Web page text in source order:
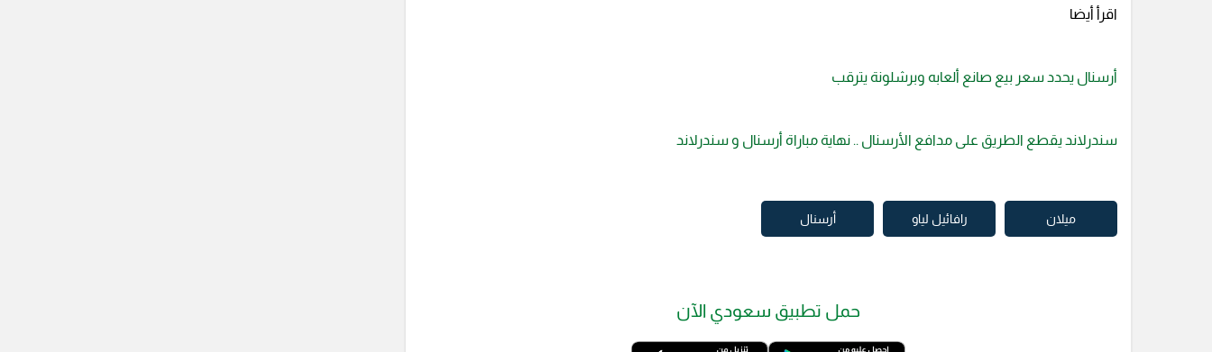
اقرأ أيضا
أرسنال يحدد سعر بيع صانع ألعابه وبرشلونة يترقب
سندرلاند يقطع الطريق على مدافع الأرسنال .. نهاية مباراة أرسنال و سندرلاند
ميلان رافائيل لياو أرسنال
حمل تطبيق سعودي الآن